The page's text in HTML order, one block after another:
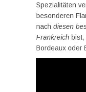
Spezialitäten
besonderen
nach diesen
Frankreich
Bordeaux oder